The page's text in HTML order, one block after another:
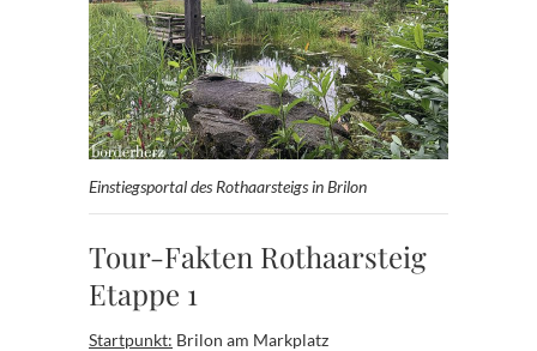
Einstiegsportal des Rothaarsteigs in Brilon
Tour-Fakten Rothaarsteig
Etappe 1
Startpunkt: Brilon am Markplatz